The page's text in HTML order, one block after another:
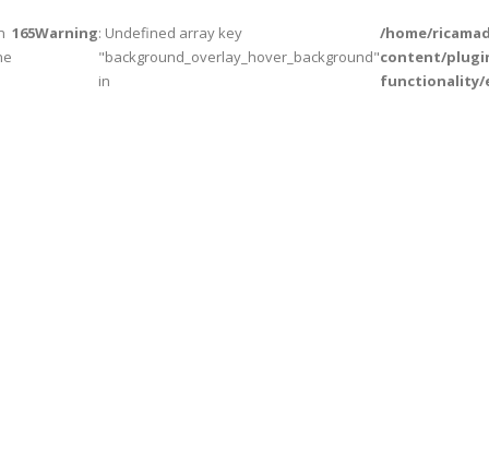
165Warning: Undefined array key
"background_overlay_hover_background"
in
/home/
content/
functionality/